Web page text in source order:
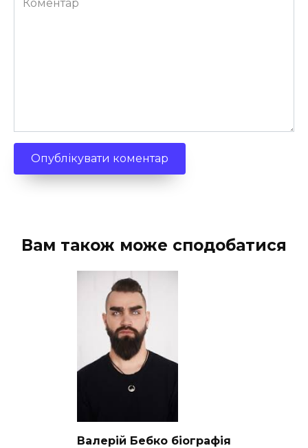
Вам також може сподобатися
Валерій Бебко біографія